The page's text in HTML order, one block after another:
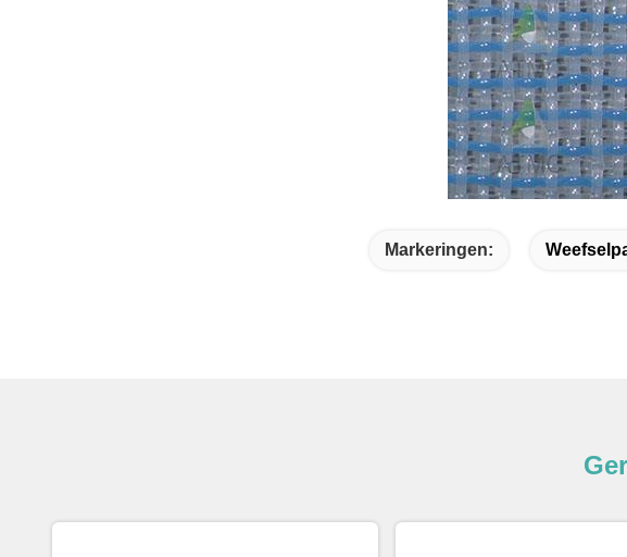
Markeringen: